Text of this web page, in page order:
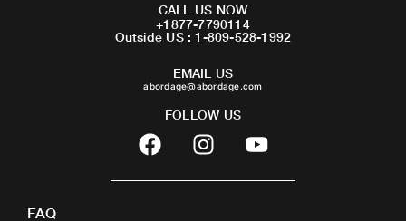
CALL US NOW
+1877-7790114
Outside US : 1-809-528-1992
EMAIL US
abordage@abordage.com
FOLLOW US
F
a
c
I
n
s
Y
o
u
FAQ